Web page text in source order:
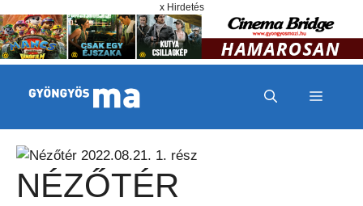
x Hirdetés
MENÜ
NÉZŐTÉR